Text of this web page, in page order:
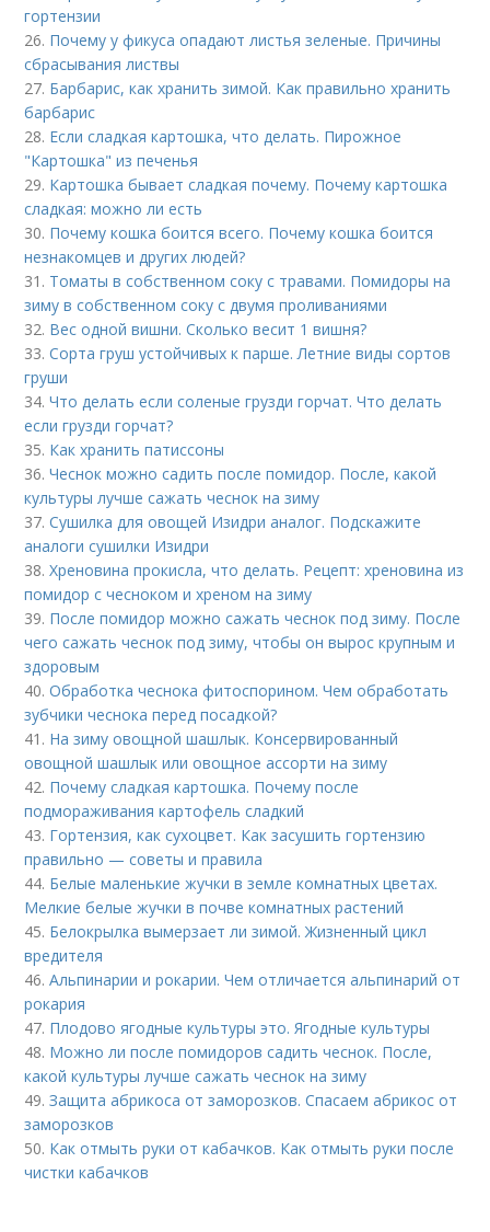
гортензии
26. Почему у фикуса опадают листья зеленые. Причины
сбрасывания листвы
27. Барбарис, как хранить зимой. Как правильно хранить
барбарис
28. Если сладкая картошка, что делать. Пирожное
"Картошка" из печенья
29. Картошка бывает сладкая почему. Почему картошка
сладкая: можно ли есть
30. Почему кошка боится всего. Почему кошка боится
незнакомцев и других людей?
31. Томаты в собственном соку с травами. Помидоры на
зиму в собственном соку с двумя проливаниями
32. Вес одной вишни. Сколько весит 1 вишня?
33.Сорта груш устойчивых к парше. Летние виды сортов
груши
34.Что делать если соленые грузди горчат. Что делать
если грузди горчат?
35. Как хранить патиссоны
36.Чеснок можно садить после помидор. После, какой
культуры лучше сажать чеснок на зиму
37.Сушилка для овощей Изидри аналог. Подскажите
аналоги сушилки Изидри
38.Хреновина прокисла, что делать. Рецепт: хреновина из
помидор с чесноком и хреном на зиму
39. После помидор можно сажать чеснок под зиму. После
чего сажать чеснок под зиму, чтобы он вырос крупным и
здоровым
40.Обработка чеснока фитоспорином. Чем обработать
зубчики чеснока перед посадкой?
41. На зиму овощной шашлык. Консервированный
овощной шашлык или овощное ассорти на зиму
42. Почему сладкая картошка. Почему после
подмораживания картофель сладкий
43. Гортензия, как сухоцвет. Как засушить гортензию
правильно — советы и правила
44. Белые маленькие жучки в земле комнатных цветах.
Мелкие белые жучки в почве комнатных растений
45. Белокрылка вымерзает ли зимой. Жизненный цикл
вредителя
46.Альпинарии и рокарии. Чем отличается альпинарий от
рокария
47. Плодово ягодные культуры это. Ягодные культуры
48. Можно ли после помидоров садить чеснок. После,
какой культуры лучше сажать чеснок на зиму
49.Защита абрикоса от заморозков. Спасаем абрикос от
заморозков
50. Как отмыть руки от кабачков. Как отмыть руки после
чистки кабачков